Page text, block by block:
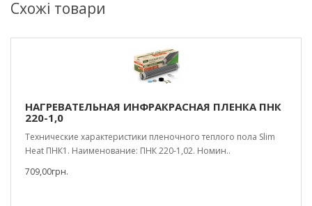
Схожі товари
НАГРЕВАТЕЛЬНАЯ ИНФРАКРАСНАЯ ПЛЕНКА ПНК
220-1,0
Технические характеристики пленочного теплого пола Slim
Heat ПНК1. Наименование: ПНК 220-1,02. Номин..
709,00грн.